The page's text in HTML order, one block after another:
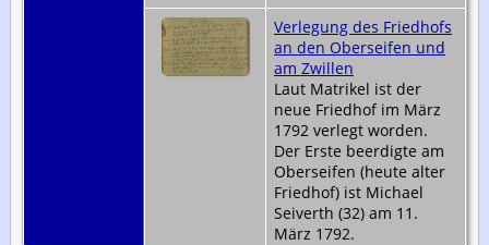
Verlegung des Friedhofs
an den Oberseifen und
am Zwillen
Laut Matrikel ist der
neue Friedhof im März
1792 verlegt worden.
Der Erste beerdigte am
Oberseifen (heute alter
Friedhof) ist Michael
Seiverth (32) am 11.
März 1792.